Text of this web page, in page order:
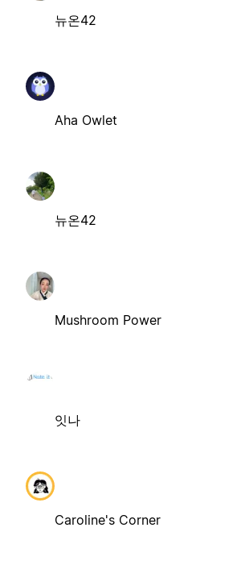
뉴온42
Aha Owlet
뉴온42
Mushroom Power
잇나
Caroline's Corner